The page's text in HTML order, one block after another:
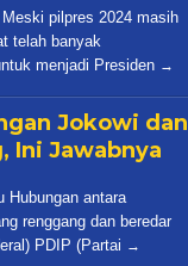
pilpres 2024 masih
telah banyak
menjadi Presiden
Jokowi dan
Ini Jawabnya
Hubungan antara
renggang dan beredar
PDIP (Partai